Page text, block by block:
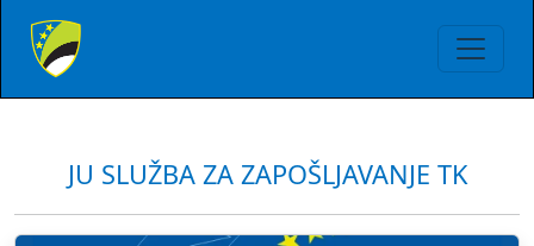
JU SLUŽBA ZA ZAPOŠLJAVANJE TK